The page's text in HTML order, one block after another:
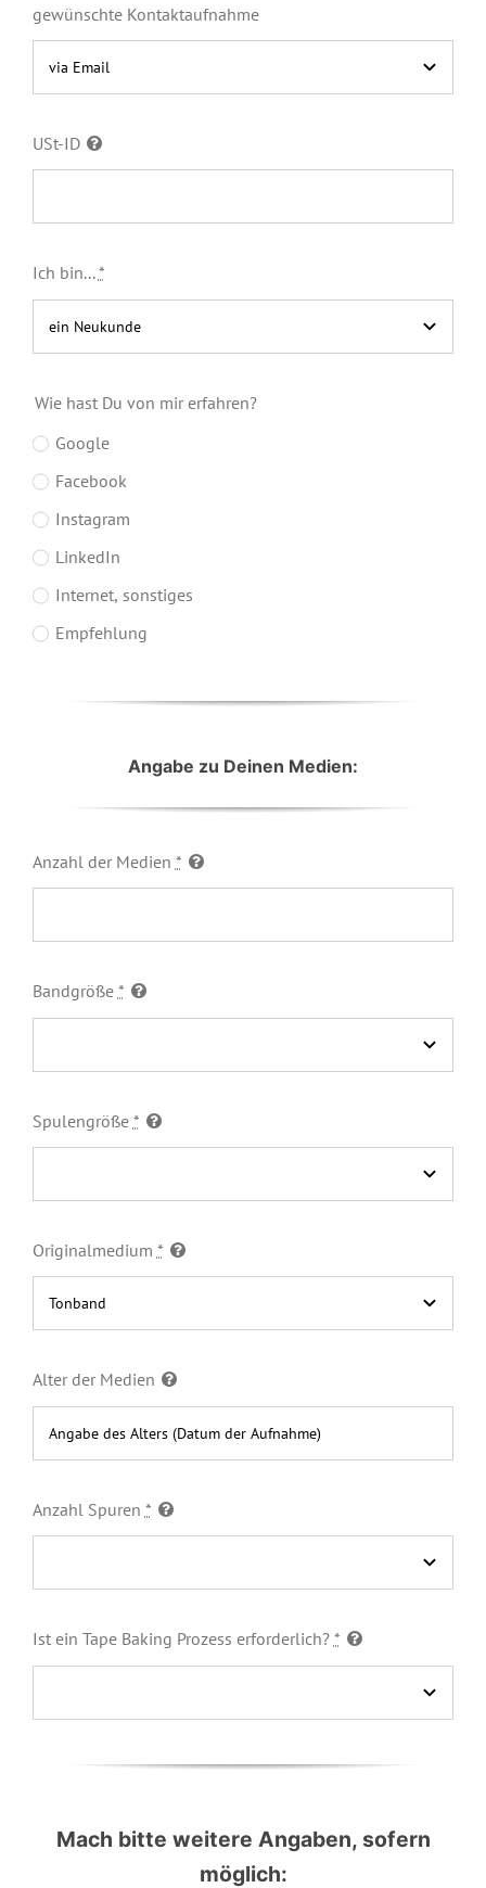
gewünschte Kontaktaufnahme
USt-ID
Ich bin...*
Wie hast Du von mir erfahren?
Google
Facebook
Instagram
LinkedIn
Internet, sonstiges
Empfehlung
Angabe zu Deinen Medien:
Anzahl der Medien *
Bandgröße *
Spulengröße *
Originalmedium *
Alter der Medien
Anzahl Spuren *
Ist ein Tape Baking Prozess erforderlich? *
Mach bitte weitere Angaben, sofern
möglich: